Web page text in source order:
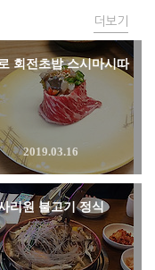
회전초밥 스시마시따
2019.03.16
리원 불고기 정식
더보기